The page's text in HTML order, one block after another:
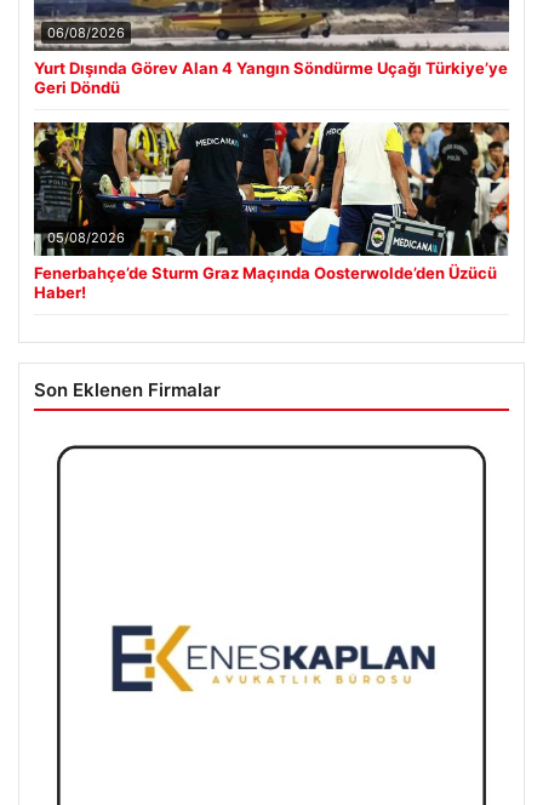
06/08/2026
Yurt Dışında Görev Alan 4 Yangın Söndürme Uçağı Türkiye’ye
Geri Döndü
05/08/2026
Fenerbahçe’de Sturm Graz Maçında Oosterwolde’den Üzücü
Haber!
Son Eklenen Firmalar